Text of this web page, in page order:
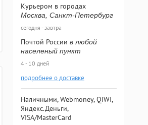
Курьером в городах
Москва, Санкт-Петербург
сегодня - завтра
Почтой России в любой
населеный пункт
4 - 10 дней
подробнее о доставке
Наличными, Webmoney, QIWI,
Яндекс.Деньги,
VISA/MasterCard